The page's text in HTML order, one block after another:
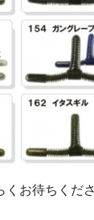
お待ちくださ